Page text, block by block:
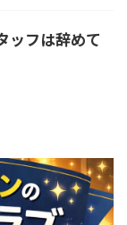
ッフは辞めて